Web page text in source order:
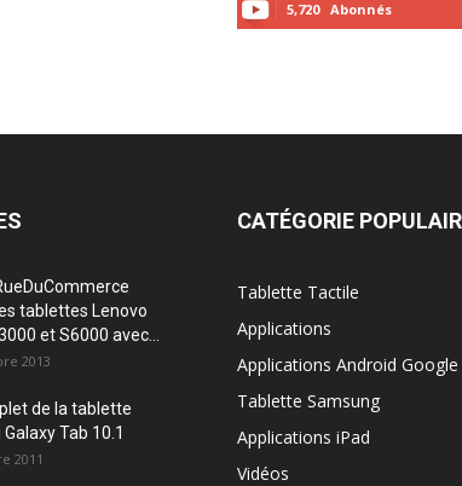
5,720 Abonnés
tablettes Lenovo
et S6000 avec...
2013
de la tablette
Tab 10.1
2011
CATÉGORIE
Tablette Tactile
Applications
Applications Android Google
Tablette Samsung
Applications iPad
Vidéos